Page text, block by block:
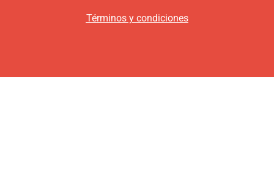
Términos y condiciones